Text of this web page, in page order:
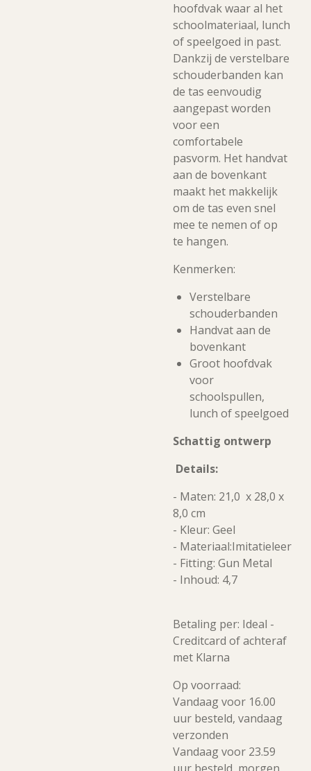
hoofdvak waar al het
schoolmateriaal, lunch
of speelgoed in past.
Dankzij de verstelbare
schouderbanden kan
de tas eenvoudig
aangepast worden
voor een
comfortabele
pasvorm. Het handvat
aan de bovenkant
maakt het makkelijk
om de tas even snel
mee te nemen of op
te hangen.
Kenmerken:
Verstelbare
schouderbanden
Handvat aan de
bovenkant
Groot hoofdvak
voor
schoolspullen,
lunch of speelgoed
Schattig ontwerp
Details:
- Maten: 21,0 x 28,0 x
8,0 cm
- Kleur: Geel
- Materiaal:Imitatieleer
- Fitting: Gun Metal
- Inhoud: 4,7
Betaling per: Ideal -
Creditcard of achteraf
met Klarna
Op voorraad:
Vandaag voor 16.00
uur besteld, vandaag
verzonden
Vandaag voor 23.59